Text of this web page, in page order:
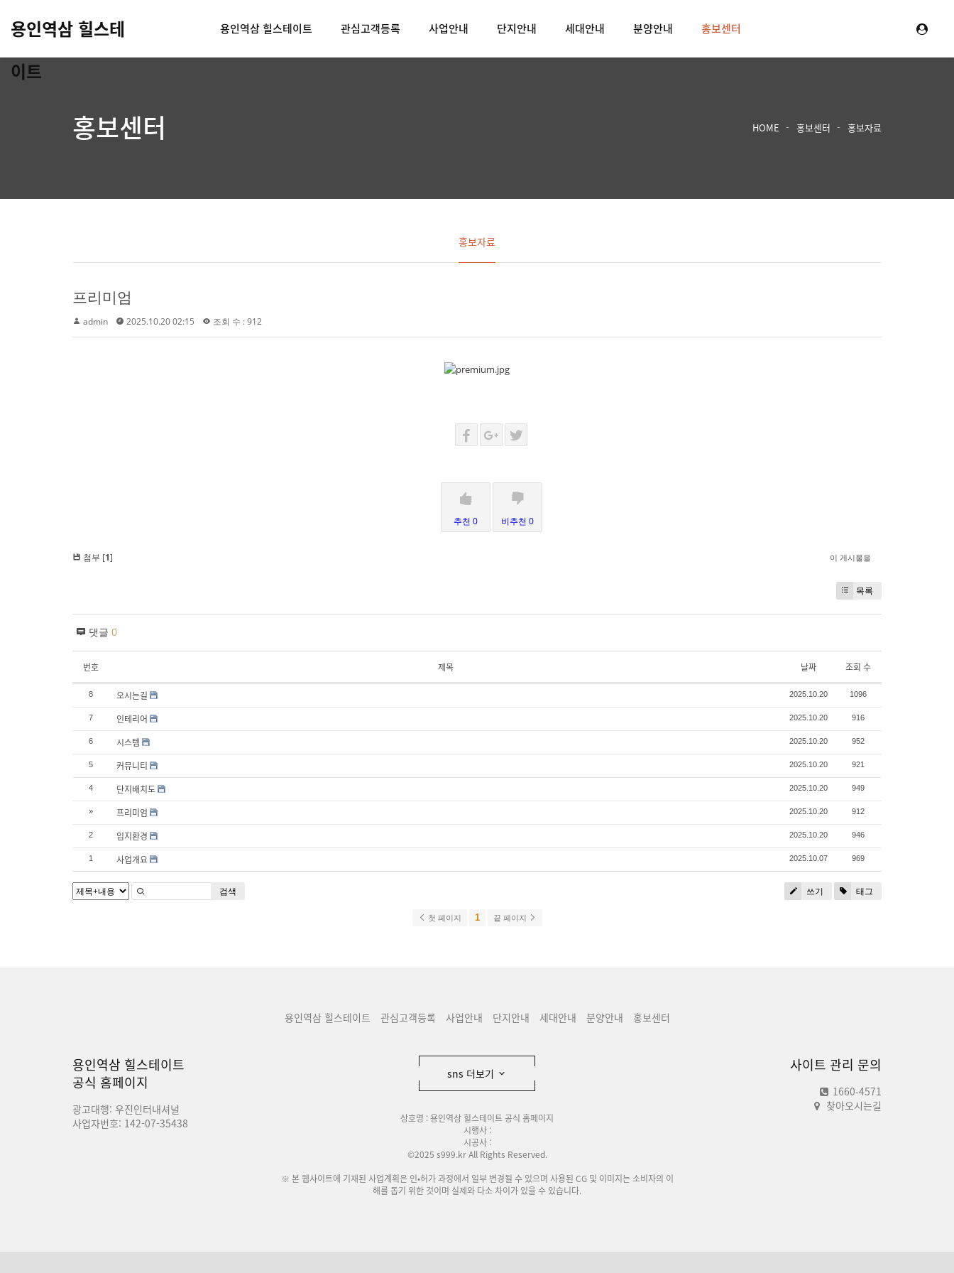
용인역삼 힐스테
이트
용인역삼 힐스테이트 관심고객등록 사업안내 단지안내 세대안내 분양안내 홍보센터
홍보센터 HOME 홍보센터 홍보자료
홍보자료
프리미엄
admin 2025.10.20 02:15 조회 수 : 912
추천 0 비추천 0
첨부 [1] 이 게시물을
목록
댓글 0
번호 제목 날짜 조회 수
8 오시는길 2025.10.20 1096
7 인테리어 2025.10.20 916
6 시스템 2025.10.20 952
5 커뮤니티 2025.10.20 921
4 단지배치도 2025.10.20 949
» 프리미엄 2025.10.20 912
2 입지환경 2025.10.20 946
1 사업개요 2025.10.07 969
쓰기 태그
검색
첫 페이지 1 끝 페이지
용인역삼 힐스테이트 관심고객등록 사업안내 단지안내 세대안내 분양안내 홍보센터
용인역삼 힐스테이트
공식 홈페이지
광고대행: 우진인터내셔널
사업자번호: 142-07-35438
사이트 관리 문의
1660-4571
찾아오시는길
sns 더보기
상호명 : 용인역삼 힐스테이트 공식 홈페이지
시행사 :
시공사 :
©2025 s999.kr All Rights Reserved.
※ 본 웹사이트에 기재된 사업계획은 인•허가 과정에서 일부 변경될 수 있으며 사용된 CG 및 이미지는 소비자의 이
해를 돕기 위한 것이며 실제와 다소 차이가 있을 수 있습니다.